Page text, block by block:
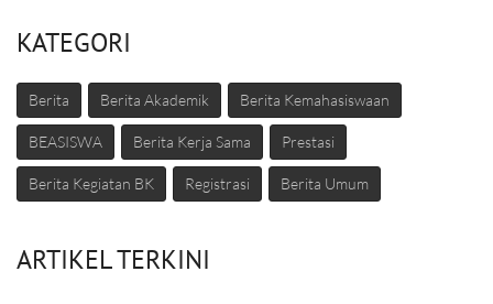
KATEGORI
Berita Berita Akademik Berita Kemahasiswaan
BEASISWA Berita Kerja Sama Prestasi
Berita Kegiatan BK Registrasi Berita Umum
ARTIKEL TERKINI